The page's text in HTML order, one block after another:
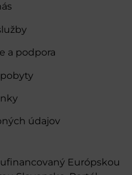
a podpora
údajov
Európskou